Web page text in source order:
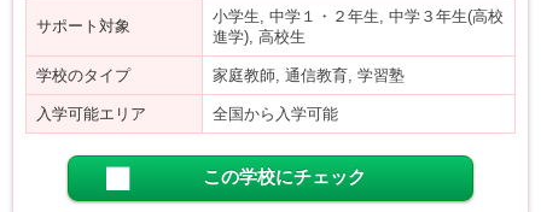
サポート対象
小学生, 中学１・２年生, 中学３年生(高校
進学), 高校生
学校のタイプ 家庭教師, 通信教育, 学習塾
入学可能エリア 全国から入学可能
この学校にチェック